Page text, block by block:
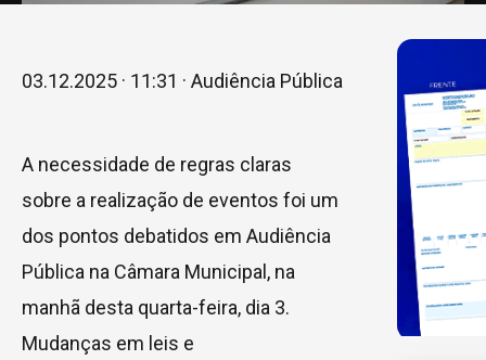
03.12.2025 · 11:31 · Audiência Pública
A necessidade de regras claras
sobre a realização de eventos foi um
dos pontos debatidos em Audiência
Pública na Câmara Municipal, na
manhã desta quarta-feira, dia 3.
Mudanças em leis e